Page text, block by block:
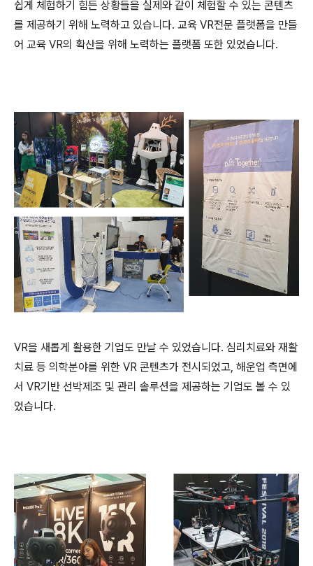
쉽게 체험하기 힘든 상황들을 실제와 같이 체험할 수 있는 콘텐츠
를 제공하기 위해 노력하고 있습니다. 교육 VR전문 플랫폼을 만들
어 교육 VR의 확산을 위해 노력하는 플랫폼 또한 있었습니다.
VR을 새롭게 활용한 기업도 만날 수 있었습니다. 심리치료와 재활
치료 등 의학분야를 위한 VR 콘텐츠가 전시되었고, 해운업 측면에
서 VR기반 선박제조 및 관리 솔루션을 제공하는 기업도 볼 수 있
었습니다.